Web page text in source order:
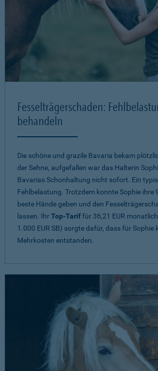
Fesselträgerschaden:
behandeln
Die schöne und grazile Bavaria bekam
der Sehne, aufgefallen war das Halterin
Bavarias Schonhaltung nicht sofort. Ein
Fehlbelastung. Trotzdem konnte Sophie ihre
beste Hände geben und den
lassen. IhrTop-Tariffür 36,21 EUR
1.000 EUR SB) sorgte dafür, dass für Sophie
Mehrkosten entstanden.